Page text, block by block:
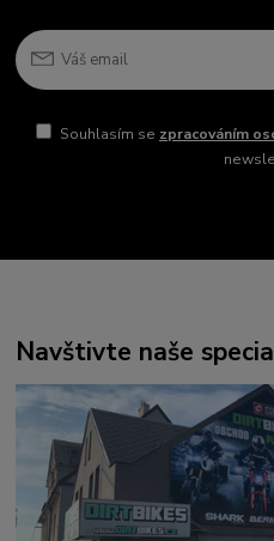
Souhlasím se zpracováním
Navštivte naše